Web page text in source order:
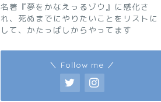
名著『夢をかなえっるゾウ』に感化さ
れ、死ぬまでにやりたいことをリストに
して、かたっぱしからやってます
＼ Follow me ／